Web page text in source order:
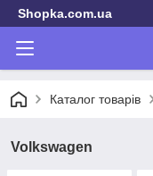
Shopka.com.ua
Каталог товарів
Volkswagen